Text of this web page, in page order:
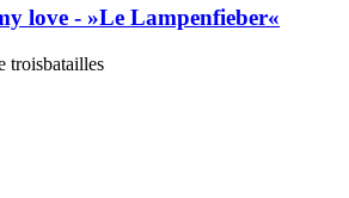
love - »Le Lampenfieber«
troisbatailles